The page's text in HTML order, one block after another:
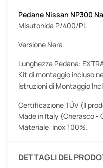
Pedane Nissan NP300
Misutonida P/400/PL
Versione Nera
Lunghezza Pedana:
Kit di montaggio incluso
Istruzioni di Montaggio
Certificazione TÜV (Il
Made in Italy (Cherasco -
Materiale: Inox 100%.
DETTAGLI DEL